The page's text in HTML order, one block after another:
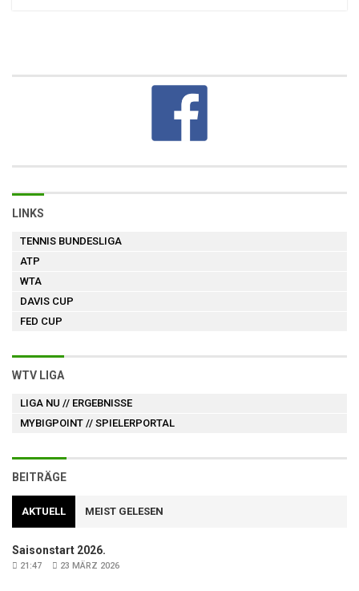
LINKS
TENNIS BUNDESLIGA
ATP
WTA
DAVIS CUP
FED CUP
WTV LIGA
LIGA NU // ERGEBNISSE
MYBIGPOINT // SPIELERPORTAL
BEITRÄGE
AKTUELL MEIST GELESEN
Saisonstart 2026.
21:47 23 MÄRZ 2026